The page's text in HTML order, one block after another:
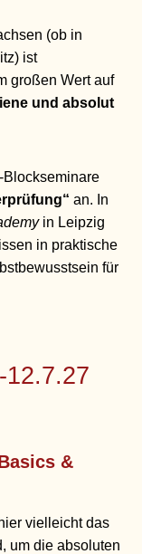
(ob in
ist
großen Wert auf
und absolut
an. In
in Leipzig
in praktische
für
12.7.27
&
vielleicht das
um die absoluten